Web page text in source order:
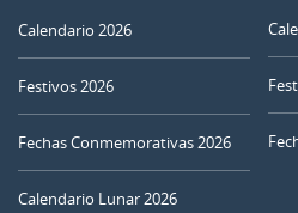
Calendario 2026
Festivos 2026
Fechas Conmemorativas 2026
Calendario Lunar 2026